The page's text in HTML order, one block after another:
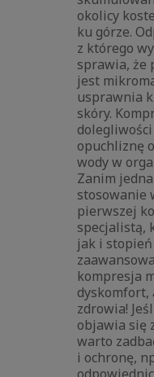
okolicy
ku górze.
z którego
sprawia, że
jest
usprawnia
skóry.
opuchliznę
wody w
Zanim
stosowanie
pierwszej
specjalistą,
jak i
kompresja
dyskomfort,
zdrowia!
objawia się
warto
i ochronę,